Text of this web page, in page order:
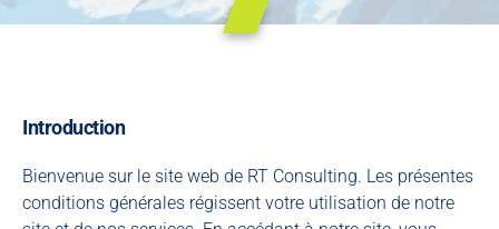
Introduction
Bienvenue sur le site web de RT Consulting. Les présentes
conditions générales régissent votre utilisation de notre